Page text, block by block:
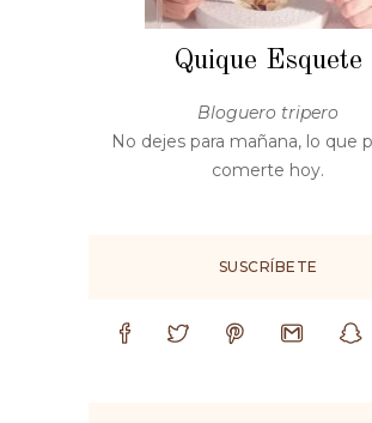
Quique Esquete
Bloguero tripero
No dejes para mañana, lo que
comerte hoy.
SUSCRÍBETE